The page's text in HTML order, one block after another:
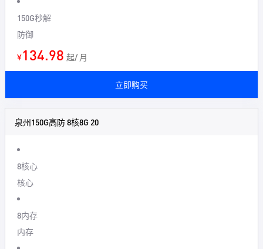
150G秒解
防御
¥134.98 起/ 月
立即购买
泉州150G高防 8核8G 20
8核心
核心
8内存
内存